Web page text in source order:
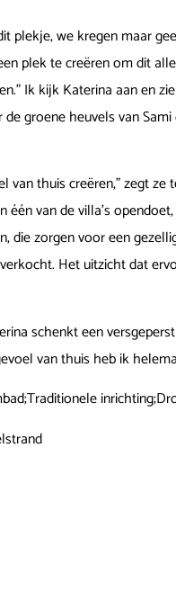
plekje, we kregen maar
plek te creëren om dit
Ik kijk Katerina aan en
groene heuvels van
van thuis creëren,” zegt
één van de villa’s
die zorgen voor een
Het uitzicht dat
schenkt een
van thuis heb ik